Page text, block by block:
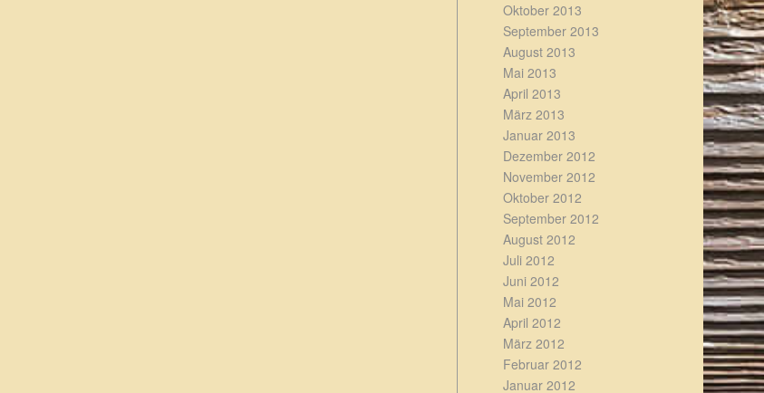
Oktober 2013
September 2013
August 2013
Mai 2013
April 2013
März 2013
Januar 2013
Dezember 2012
November 2012
Oktober 2012
September 2012
August 2012
Juli 2012
Juni 2012
Mai 2012
April 2012
März 2012
Februar 2012
Januar 2012